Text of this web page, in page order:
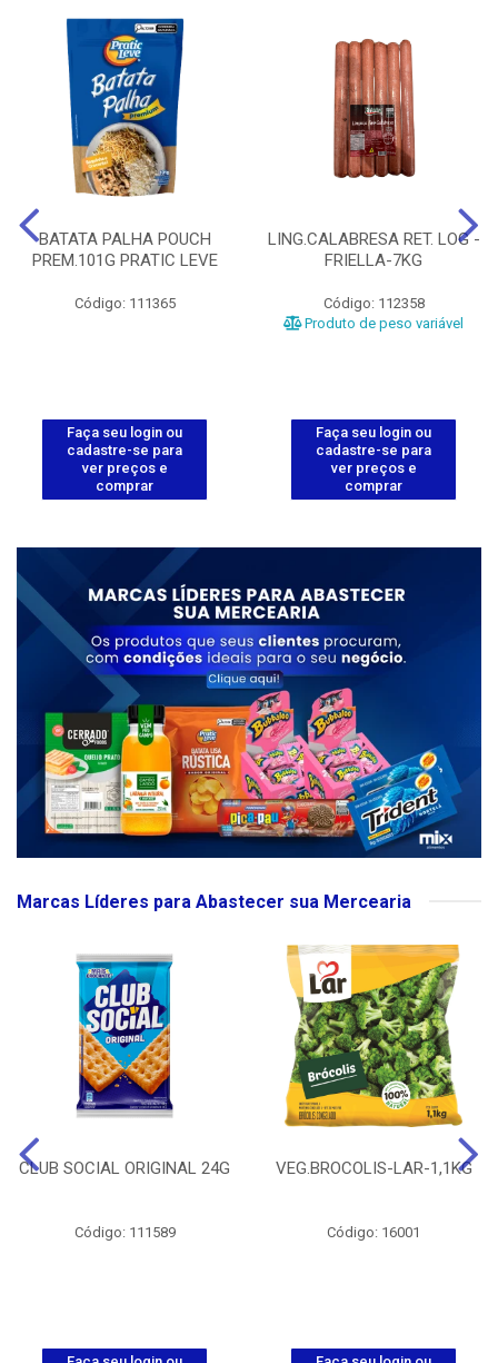
BATATA PALHA POUCH
PREM.101G PRATIC LEVE
Código: 111365
Faça seu login ou
cadastre-se para
ver preços e
comprar
LING.CALABRESA RET. LOG -
FRIELLA-7KG
Código: 112358
Produto de peso variável
Faça seu login ou
cadastre-se para
ver preços e
comprar
Marcas Líderes para Abastecer sua Mercearia
CLUB SOCIAL ORIGINAL 24G
Código: 111589
VEG.BROCOLIS-LAR-1,1KG
Código: 16001